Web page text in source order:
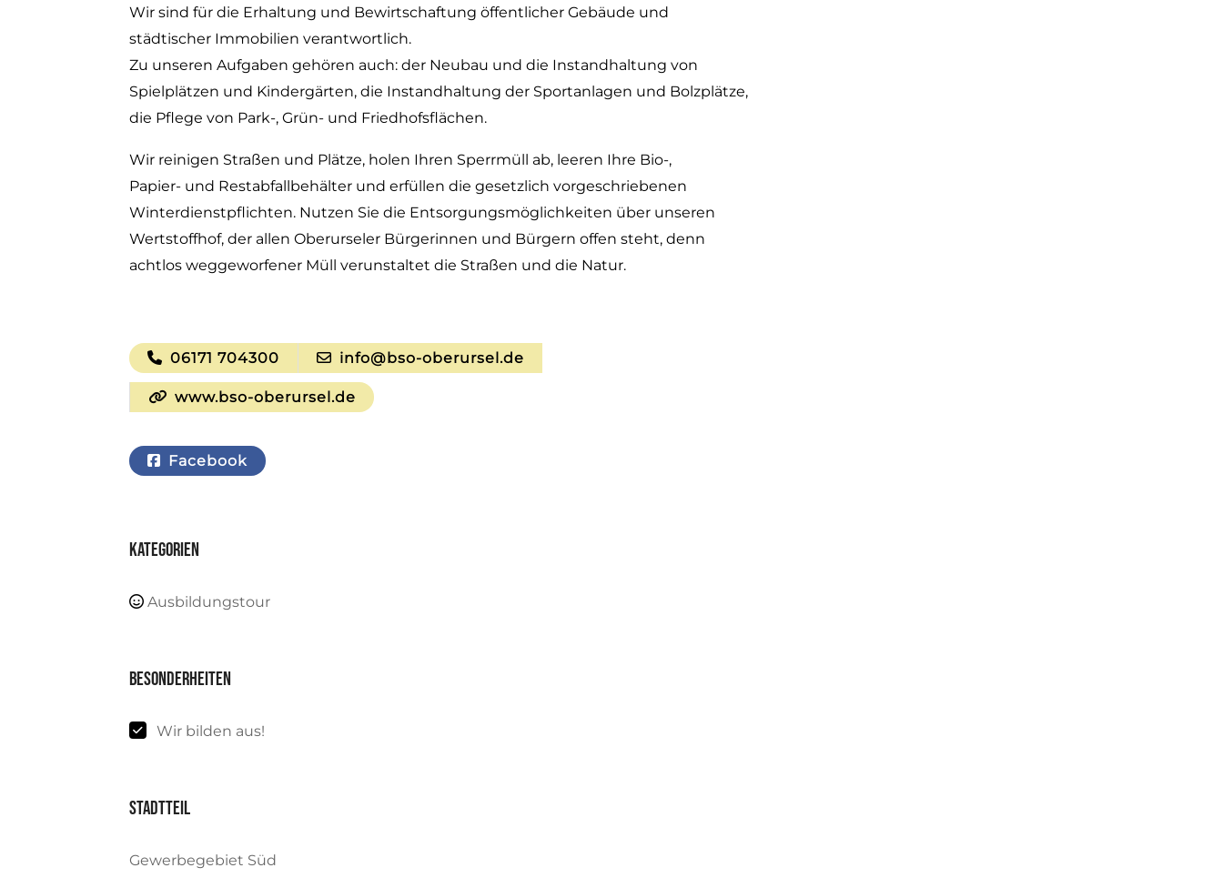
Wir sind für die Erhaltung und Bewirtschaftung öffentlicher Gebäude und
städtischer Immobilien verantwortlich.
Zu unseren Aufgaben gehören auch: der Neubau und die Instandhaltung von
Spielplätzen und Kindergärten, die Instandhaltung der Sportanlagen und Bolzplätze,
die Pflege von Park-, Grün- und Friedhofsflächen.
Wir reinigen Straßen und Plätze, holen Ihren Sperrmüll ab, leeren Ihre Bio-,
Papier- und Restabfallbehälter und erfüllen die gesetzlich vorgeschriebenen
Winterdienstpflichten. Nutzen Sie die Entsorgungsmöglichkeiten über unseren
Wertstoffhof, der allen Oberurseler Bürgerinnen und Bürgern offen steht, denn
achtlos weggeworfener Müll verunstaltet die Straßen und die Natur.
06171 704300 info@bso-oberursel.de
www.bso-oberursel.de
Facebook
Kategorien
Ausbildungstour
Besonderheiten
Wir bilden aus!
Stadtteil
Gewerbegebiet Süd